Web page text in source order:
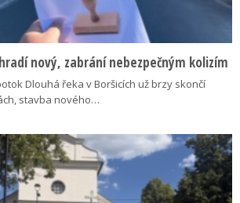
nový, zabrání nebezpečným kolizím
Dlouhá řeka v Boršicích už brzy skončí
stavba nového…